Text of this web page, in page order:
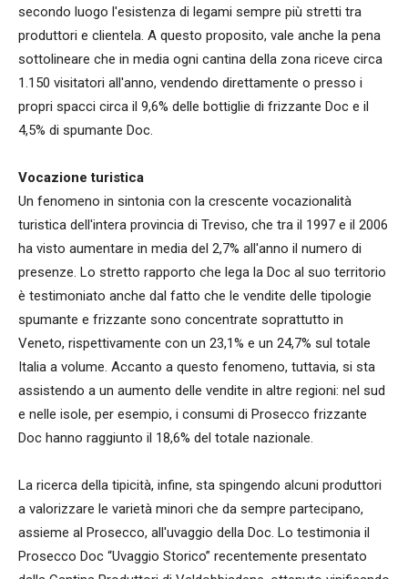
secondo luogo l'esistenza di legami sempre più stretti tra
produttori e clientela. A questo proposito, vale anche la pena
sottolineare che in media ogni cantina della zona riceve circa
1.150 visitatori all'anno, vendendo direttamente o presso i
propri spacci circa il 9,6% delle bottiglie di frizzante Doc e il
4,5% di spumante Doc.
Vocazione turistica
Un fenomeno in sintonia con la crescente vocazionalità
turistica dell'intera provincia di Treviso, che tra il 1997 e il 2006
ha visto aumentare in media del 2,7% all'anno il numero di
presenze. Lo stretto rapporto che lega la Doc al suo territorio
è testimoniato anche dal fatto che le vendite delle tipologie
spumante e frizzante sono concentrate soprattutto in
Veneto, rispettivamente con un 23,1% e un 24,7% sul totale
Italia a volume. Accanto a questo fenomeno, tuttavia, si sta
assistendo a un aumento delle vendite in altre regioni: nel sud
e nelle isole, per esempio, i consumi di Prosecco frizzante
Doc hanno raggiunto il 18,6% del totale nazionale.
La ricerca della tipicità, infine, sta spingendo alcuni produttori
a valorizzare le varietà minori che da sempre partecipano,
assieme al Prosecco, all'uvaggio della Doc. Lo testimonia il
Prosecco Doc “Uvaggio Storico” recentemente presentato